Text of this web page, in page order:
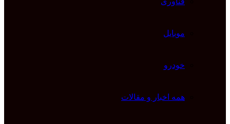
موبایل
خودرو
همه اخبار و مقالات